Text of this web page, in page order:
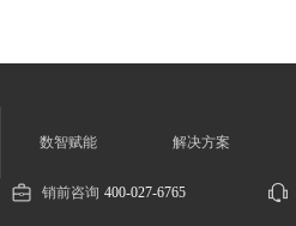
数智赋能 解决方案
销前咨询 400-027-6765